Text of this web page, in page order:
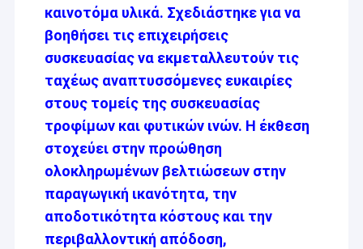
καινοτόμα υλικά. Σχεδιάστηκε για να
βοηθήσει τις επιχειρήσεις
συσκευασίας να εκμεταλλευτούν τις
ταχέως αναπτυσσόμενες ευκαιρίες
στους τομείς της συσκευασίας
τροφίμων και φυτικών ινών. Η έκθεση
στοχεύει στην προώθηση
ολοκληρωμένων βελτιώσεων στην
παραγωγική ικανότητα, την
αποδοτικότητα κόστους και την
περιβαλλοντική απόδοση,